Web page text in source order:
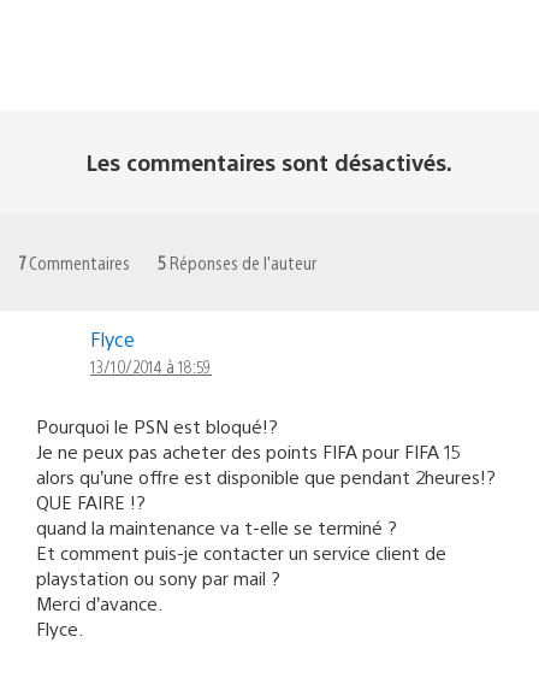
Les commentaires sont désactivés.
7Commentaires 5 Réponses de l'auteur
Flyce
13/10/2014 à 18:59
Pourquoi le PSN est bloqué!?
Je ne peux pas acheter des points FIFA pour FIFA 15
alors qu’une offre est disponible que pendant 2heures!?
QUE FAIRE !?
quand la maintenance va t-elle se terminé ?
Et comment puis-je contacter un service client de
playstation ou sony par mail ?
Merci d’avance.
Flyce.